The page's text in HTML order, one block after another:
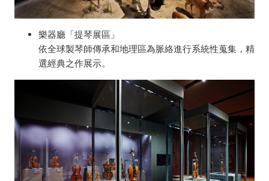
樂器廳「提琴展區」
依全球製琴師傳承和地理區為脈絡進行系統性蒐集，精
選經典之作展示。